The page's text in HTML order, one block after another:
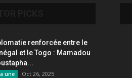
renforcée entre le
et le Togo : Mamadou
une Oct 26, 2025